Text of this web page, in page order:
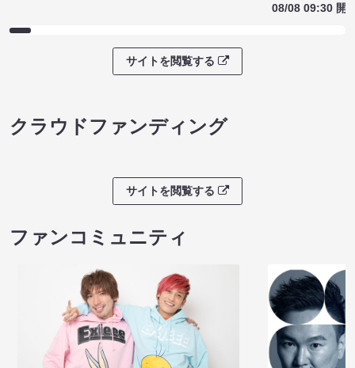
08/08 09:30 開
サイトを閲覧する
クラウドファンディング
サイトを閲覧する
ファンコミュニティ